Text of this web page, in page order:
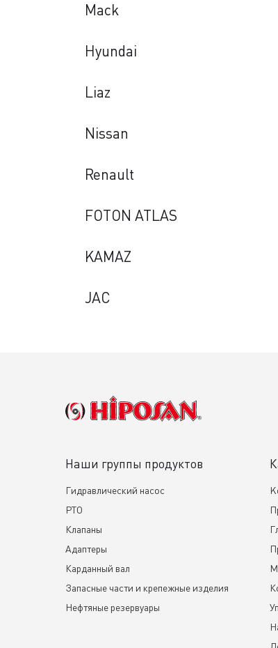
Mack
Hyundai
Liaz
Nissan
Renault
FOTON ATLAS
KAMAZ
JAC
Наши группы продуктов
Гидравлический насос
PTO
Клапаны
Адаптеры
Карданный вал
Запасные части и крепежные изделия
Нефтяные резервуары